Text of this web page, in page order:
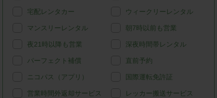
宅配レンタカー ウィークリーレンタル
マンスリーレンタル 朝7時以前も営業
夜21時以降も営業 深夜時間帯レンタル
パーフェクト補償 直前予約
ニコパス（アプリ） 国際運転免許証
営業時間外返却サービス レッカー搬送サービス